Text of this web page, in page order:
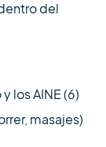
del
los AINE (6)
masajes)